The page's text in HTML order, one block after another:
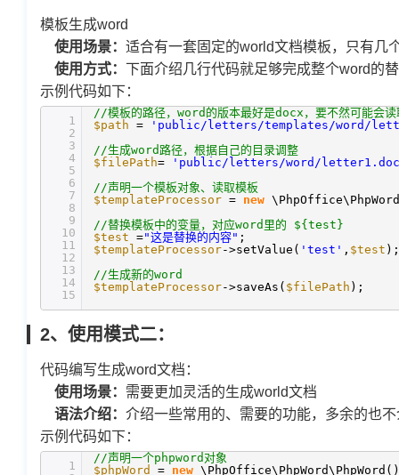
模板生成word
使用场景： 适合有一套固定的world文档模板，只有几
使用方式： 下面介绍几行代码就足够完成整个word的
示例代码如下：
1
2
3
4
5
6
7
8
9
10
11
12
13
14
15
//模板的路径，word的版本最好是docx，要不然可能会读
$path =
'public/letters/templates/word/
//生成word路径，根据自己的目录调整
$filePath=
'public/letters/word/
//声明一个模板对象、读取模板
$templateProcessor = new
//替换模板中的变量，对应word里的 ${test}
$test ="这是替换的内容" ;
$templateProcessor->setValue( 'test' , $test );
//生成新的word
$templateProcessor->saveAs( $filePath );
2、使用模式二：
代码编写生成word文档：
使用场景： 需要更加灵活的生成world文档
语法介绍： 介绍一些常用的、需要的功能，多余的也
示例代码如下：
1
//声明一个phpword对象
$phpWord
= new